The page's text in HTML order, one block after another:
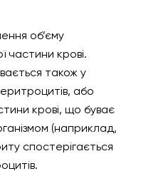
об’єму
частини крові.
також у
еритроцитів, або
крові, що буває
(наприклад,
спостерігається